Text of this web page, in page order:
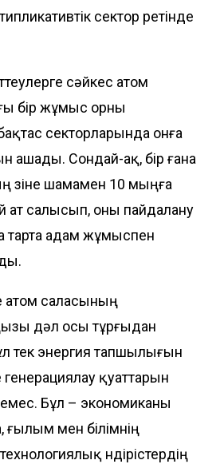
сектор ретінде
сәйкес атом
бір жұмыс орны
секторларында онға
ашады. Сондай-ақ, бір ғана
шамамен 10 мыңға
ат салысып, оны пайдалану
тарта адам жұмыспен
атом саласының
дәл осы тұрғыдан
тек энергия тапшылығын
қуаттарын
емес. Бұл – экономиканы
ғылым мен білімнің
өндірістердің